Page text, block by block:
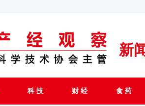
新
科 技 财 经 食 药